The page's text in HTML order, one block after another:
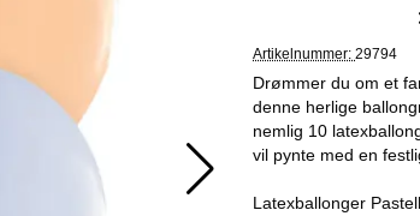
Artikelnummer: 29794
Drømmer du om et
denne herlige
nemlig 10
vil pynte med en
Latexballonger